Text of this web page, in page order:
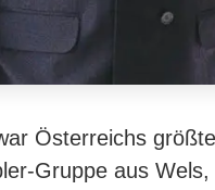
Österreichs
Gruppe aus